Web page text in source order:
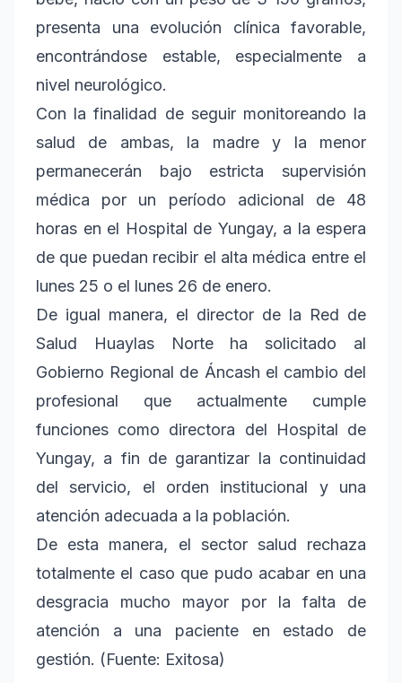
presenta una evolución clínica favorable,
encontrándose estable, especialmente a
nivel neurológico.
Con la finalidad de seguir monitoreando la
salud de ambas, la madre y la menor
permanecerán bajo estricta supervisión
médica por un período adicional de 48
horas en el Hospital de Yungay, a la espera
de que puedan recibir el alta médica entre el
lunes 25 o el lunes 26 de enero.
De igual manera, el director de la Red de
Salud Huaylas Norte ha solicitado al
Gobierno Regional de Áncash el cambio del
profesional que actualmente cumple
funciones como directora del Hospital de
Yungay, a fin de garantizar la continuidad
del servicio, el orden institucional y una
atención adecuada a la población.
De esta manera, el sector salud rechaza
totalmente el caso que pudo acabar en una
desgracia mucho mayor por la falta de
atención a una paciente en estado de
gestión. (Fuente: Exitosa)